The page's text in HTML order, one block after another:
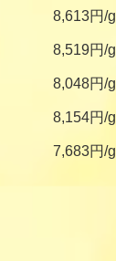
8,613円/g
8,519円/g
8,048円/g
8,154円/g
7,683円/g